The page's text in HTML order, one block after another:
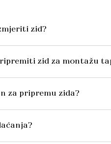
zid?
zid za montažu
za pripremu zida?